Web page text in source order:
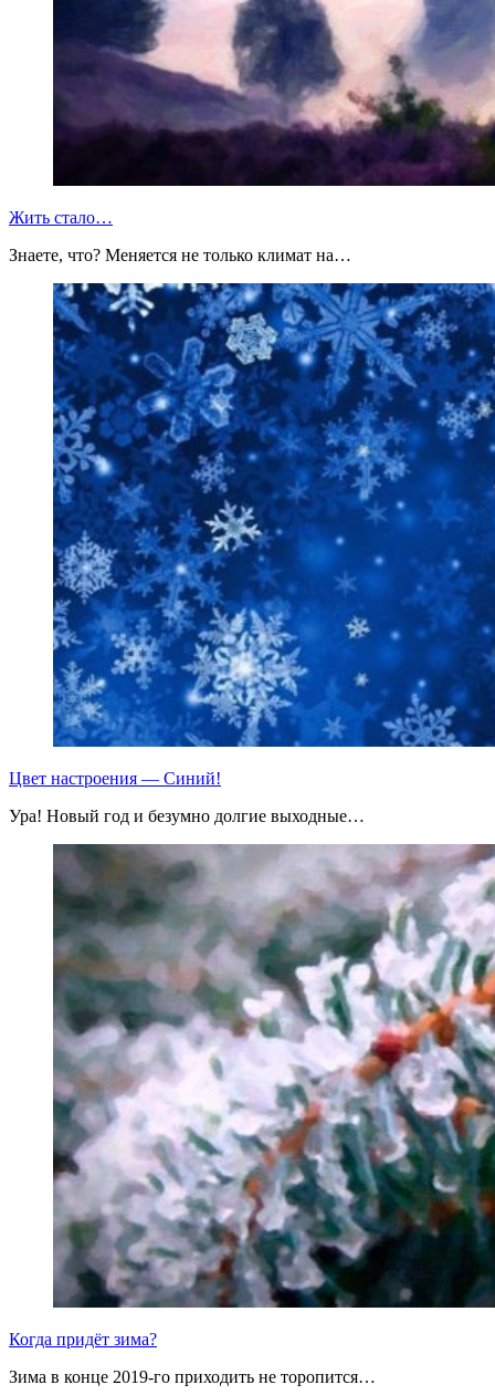
Жить стало…
Знаете, что? Меняется не только климат на…
Цвет настроения — Синий!
Ура! Новый год и безумно долгие выходные…
Когда придёт зима?
Зима в конце 2019-го приходить не торопится…